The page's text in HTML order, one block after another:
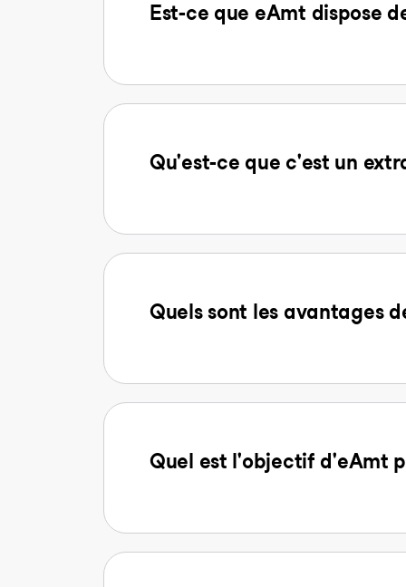
Est-ce que eAmt dispose
Qu'est-ce que c'est un
Quels sont les avantages
Quel est l'objectif d'eAmt